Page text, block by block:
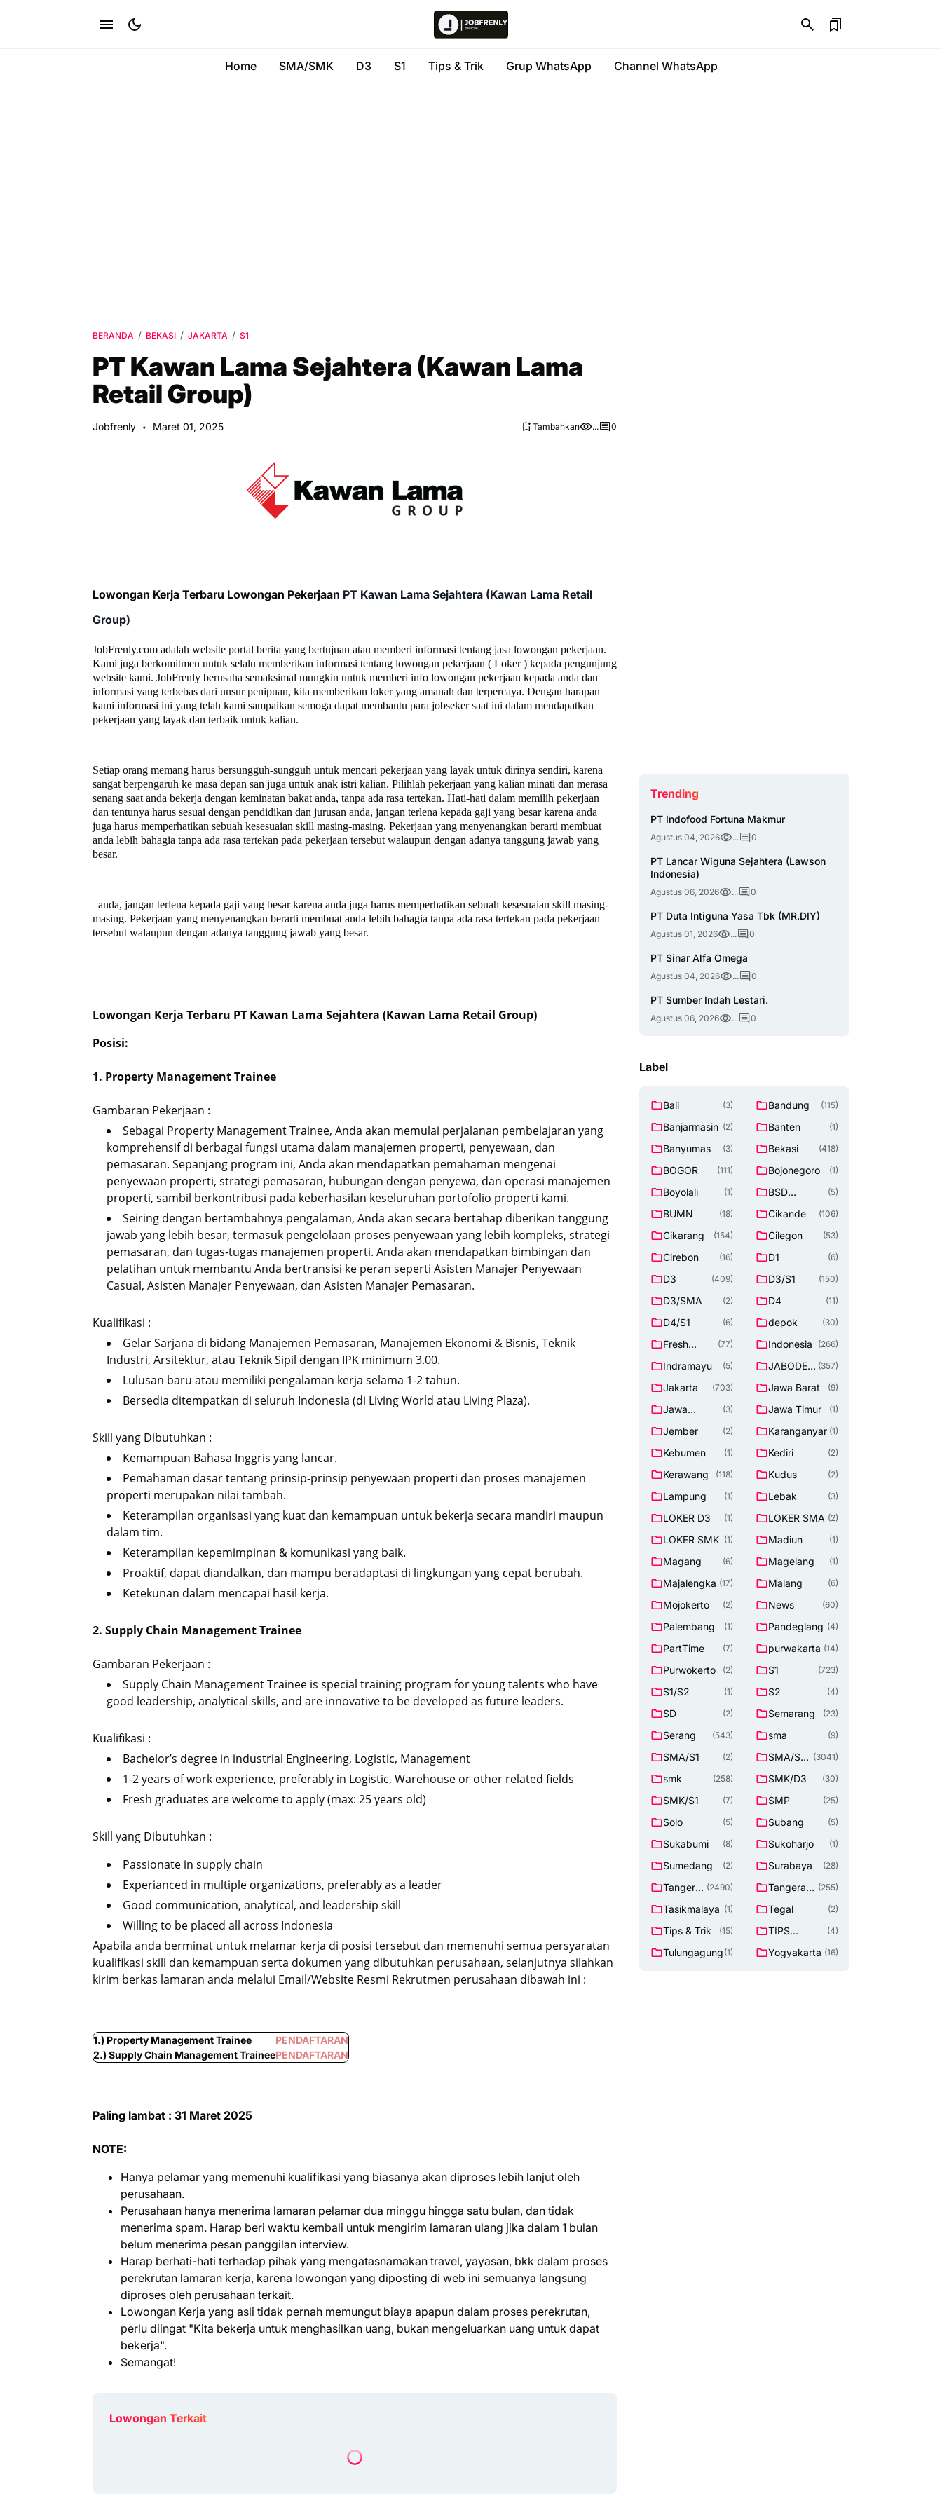
Home SMA/SMK D3 S1 Tips & Trik Grup WhatsApp Channel WhatsApp
BERANDA BEKASI JAKARTA S1
PT Kawan Lama Sejahtera (Kawan Lama
Retail Group)
Jobfrenly Maret 01, 2025 Tambahkan ... 0
Lowongan Kerja Terbaru Lowongan Pekerjaan PT Kawan Lama Sejahtera (Kawan Lama Retail
Group)
JobFrenly.com adalah website portal berita yang bertujuan atau memberi informasi tentang jasa lowongan pekerjaan.
Kami juga berkomitmen untuk selalu memberikan informasi tentang lowongan pekerjaan ( Loker ) kepada pengunjung
website kami. JobFrenly berusaha semaksimal mungkin untuk memberi info lowongan pekerjaan kepada anda dan
informasi yang terbebas dari unsur penipuan, kita memberikan loker yang amanah dan terpercaya. Dengan harapan
kami informasi ini yang telah kami sampaikan semoga dapat membantu para jobseker saat ini dalam mendapatkan
pekerjaan yang layak dan terbaik untuk kalian.
Setiap orang memang harus bersungguh-sungguh untuk mencari pekerjaan yang layak untuk dirinya sendiri, karena
sangat berpengaruh ke masa depan san juga untuk anak istri kalian. Pilihlah pekerjaan yang kalian minati dan merasa
senang saat anda bekerja dengan keminatan bakat anda, tanpa ada rasa tertekan. Hati-hati dalam memilih pekerjaan
dan tentunya harus sesuai dengan pendidikan dan jurusan anda, jangan terlena kepada gaji yang besar karena anda
juga harus memperhatikan sebuah kesesuaian skill masing-masing. Pekerjaan yang menyenangkan berarti membuat
anda lebih bahagia tanpa ada rasa tertekan pada pekerjaan tersebut walaupun dengan adanya tanggung jawab yang
besar.
anda, jangan terlena kepada gaji yang besar karena anda juga harus memperhatikan sebuah kesesuaian skill masing-
masing. Pekerjaan yang menyenangkan berarti membuat anda lebih bahagia tanpa ada rasa tertekan pada pekerjaan
tersebut walaupun dengan adanya tanggung jawab yang besar.
Lowongan Kerja Terbaru PT Kawan Lama Sejahtera (Kawan Lama Retail Group)
Posisi:
1. Property Management Trainee
Gambaran Pekerjaan :
Sebagai Property Management Trainee, Anda akan memulai perjalanan pembelajaran yang
komprehensif di berbagai fungsi utama dalam manajemen properti, penyewaan, dan
pemasaran. Sepanjang program ini, Anda akan mendapatkan pemahaman mengenai
penyewaan properti, strategi pemasaran, hubungan dengan penyewa, dan operasi manajemen
properti, sambil berkontribusi pada keberhasilan keseluruhan portofolio properti kami.
Seiring dengan bertambahnya pengalaman, Anda akan secara bertahap diberikan tanggung
jawab yang lebih besar, termasuk pengelolaan proses penyewaan yang lebih kompleks, strategi
pemasaran, dan tugas-tugas manajemen properti. Anda akan mendapatkan bimbingan dan
pelatihan untuk membantu Anda bertransisi ke peran seperti Asisten Manajer Penyewaan
Casual, Asisten Manajer Penyewaan, dan Asisten Manajer Pemasaran.
Kualifikasi :
Gelar Sarjana di bidang Manajemen Pemasaran, Manajemen Ekonomi & Bisnis, Teknik
Industri, Arsitektur, atau Teknik Sipil dengan IPK minimum 3.00.
Lulusan baru atau memiliki pengalaman kerja selama 1-2 tahun.
Bersedia ditempatkan di seluruh Indonesia (di Living World atau Living Plaza).
Skill yang Dibutuhkan :
Kemampuan Bahasa Inggris yang lancar.
Pemahaman dasar tentang prinsip-prinsip penyewaan properti dan proses manajemen
properti merupakan nilai tambah.
Keterampilan organisasi yang kuat dan kemampuan untuk bekerja secara mandiri maupun
dalam tim.
Keterampilan kepemimpinan & komunikasi yang baik.
Proaktif, dapat diandalkan, dan mampu beradaptasi di lingkungan yang cepat berubah.
Ketekunan dalam mencapai hasil kerja.
2. Supply Chain Management Trainee
Gambaran Pekerjaan :
Supply Chain Management Trainee is special training program for young talents who have
good leadership, analytical skills, and are innovative to be developed as future leaders.
Kualifikasi :
Bachelor’s degree in industrial Engineering, Logistic, Management
1-2 years of work experience, preferably in Logistic, Warehouse or other related fields
Fresh graduates are welcome to apply (max: 25 years old)
Skill yang Dibutuhkan :
Passionate in supply chain
Experianced in multiple organizations, preferably as a leader
Good communication, analytical, and leadership skill
Willing to be placed all across Indonesia
Apabila anda berminat untuk melamar kerja di posisi tersebut dan memenuhi semua persyaratan
kualifikasi skill dan kemampuan serta dokumen yang dibutuhkan perusahaan, selanjutnya silahkan
kirim berkas lamaran anda melalui Email/Website Resmi Rekrutmen perusahaan dibawah ini :
1.) Property Management Trainee
PENDAFTARAN
2.) Supply Chain Management TraineePENDAFTARAN
Paling lambat : 31 Maret 2025
NOTE:
Hanya pelamar yang memenuhi kualifikasi yang biasanya akan diproses lebih lanjut oleh
perusahaan.
Perusahaan hanya menerima lamaran pelamar dua minggu hingga satu bulan, dan tidak
menerima spam. Harap beri waktu kembali untuk mengirim lamaran ulang jika dalam 1 bulan
belum menerima pesan panggilan interview.
Harap berhati-hati terhadap pihak yang mengatasnamakan travel, yayasan, bkk dalam proses
perekrutan lamaran kerja, karena lowongan yang diposting di web ini semuanya langsung
diproses oleh perusahaan terkait.
Lowongan Kerja yang asli tidak pernah memungut biaya apapun dalam proses perekrutan,
perlu diingat "Kita bekerja untuk menghasilkan uang, bukan mengeluarkan uang untuk dapat
bekerja".
Semangat!
Lowongan Terkait
Trending
PT Indofood Fortuna Makmur
Agustus 04, 2026 ... 0
PT Lancar Wiguna Sejahtera (Lawson
Indonesia)
Agustus 06, 2026 ... 0
PT Duta Intiguna Yasa Tbk (MR.DIY)
Agustus 01, 2026 ... 0
PT Sinar Alfa Omega
Agustus 04, 2026 ... 0
PT Sumber Indah Lestari.
Agustus 06, 2026 ... 0
Label
Bali (3) Bandung (115)
Banjarmasin (2) Banten (1)
Banyumas (3) Bekasi (418)
BOGOR (111) Bojonegoro (1)
Boyolali (1)
BSD
TANGERAN
G SELATAN
(5)
BUMN (18) Cikande (106)
Cikarang (154) Cilegon (53)
Cirebon (16) D1 (6)
D3 (409) D3/S1 (150)
D3/SMA (2) D4 (11)
D4/S1 (6) depok (30)
Fresh
(77) Indonesia (266)
Indramayu (5)
JABODET (357)
Jakarta (703) Jawa Barat (9)
Jawa
(3) Jawa Timur (1)
Jember (2) Karanganyar (1)
Kebumen (1) Kediri (2)
Kerawang (118) Kudus (2)
Lampung (1) Lebak (3)
LOKER D3 (1) LOKER SMA (2)
LOKER SMK (1) Madiun (1)
Magang (6) Magelang (1)
Majalengka (17) Malang (6)
Mojokerto (2) News (60)
Palembang (1) Pandeglang (4)
PartTime (7) purwakarta (14)
Purwokerto (2) S1 (723)
S1/S2 (1) S2 (4)
SD (2) Semarang (23)
Serang (543) sma (9)
SMA/S1 (2)
SMA/SM (3041)
smk (258) SMK/D3 (30)
SMK/S1 (7) SMP (25)
Solo (5) Subang (5)
Sukabumi (8) Sukoharjo (1)
Sumedang (2) Surabaya (28)
Tangeran (2490)
Tangerang (255)
Tasikmalaya (1) Tegal (2)
Tips & Trik (15)
TIPS
Kerja
(4)
Tulungagung (1) Yogyakarta (16)